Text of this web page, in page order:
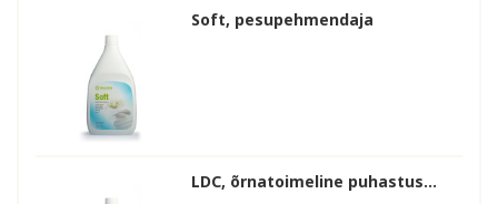
Soft, pesupehmendaja
LDC, õrnatoimeline puhastus...